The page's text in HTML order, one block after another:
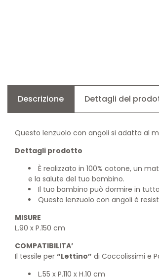
Descrizione Dettagli del
Questo lenzuolo con angoli si adatta al
Dettagli prodotto
È realizzato in 100% cotone, un
e la salute del tuo bambino.
Il tuo bambino può dormire in
Questo lenzuolo con angoli è
MISURE
L.90 x P.150 cm
COMPATIBILITA’
Il tessile per “Lettino” di Coccolissimi e
L.55 x P.110 x H.10 cm